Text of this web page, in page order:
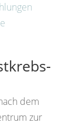
dem
zur